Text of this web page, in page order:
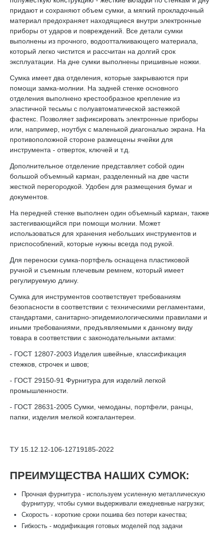
придают и сохраняют объем сумки, а мягкий прокладочный
материал предохраняет находящиеся внутри электронные
приборы от ударов и повреждений. Все детали сумки
выполнены из прочного, водоотталкивающего материала,
который легко чистится и рассчитан на долгий срок
эксплуатации. На дне сумки выполнены пришивные ножки.
Сумка имеет два отделения, которые закрываются при
помощи замка-молнии. На задней стенке основного
отделения выполнено крестообразное крепление из
эластичной тесьмы с полуавтоматической застежкой
фастекс. Позволяет зафиксировать электронные приборы
или, например, ноутбук с маленькой диагональю экрана. На
противоположной стороне размещены ячейки для
инструмента - отверток, ключей и т.д.
Дополнительное отделение представляет собой один
большой объемный карман, разделенный на две части
жесткой перегородкой. Удобен для размещения бумаг и
документов.
На передней стенке выполнен один объемный карман, также
застегивающийся при помощи молнии. Может
использоваться для хранения небольших инструментов и
приспособлений, которые нужны всегда под рукой.
Для переноски сумка-портфель оснащена пластиковой
ручной и съемным плечевым ремнем, который имеет
регулируемую длину.
Сумка для инструментов соответствует требованиям
безопасности в соответствии с техническими регламентами,
стандартами, санитарно-эпидемиологическими правилами и
иными требованиями, предъявляемыми к данному виду
товара в соответствии с законодательными актами:
- ГОСТ 12807-2003 Изделия швейные, классификация
стежков, строчек и швов;
- ГОСТ 29150-91 Фурнитура для изделий легкой
промышленности.
- ГОСТ 28631-2005 Сумки, чемоданы, портфели, ранцы,
папки, изделия мелкой кожгалантереи.
ТУ 15.12.12-106-12719185-2022
ПРЕИМУЩЕСТВА НАШИХ СУМОК:
Прочная фурнитура - используем усиленную металлическую
фурнитуру, чтобы сумки выдерживали ежедневные нагрузки;
Скорость - короткие сроки пошива без потери качества;
Гибкость - модификация готовых моделей под задачи